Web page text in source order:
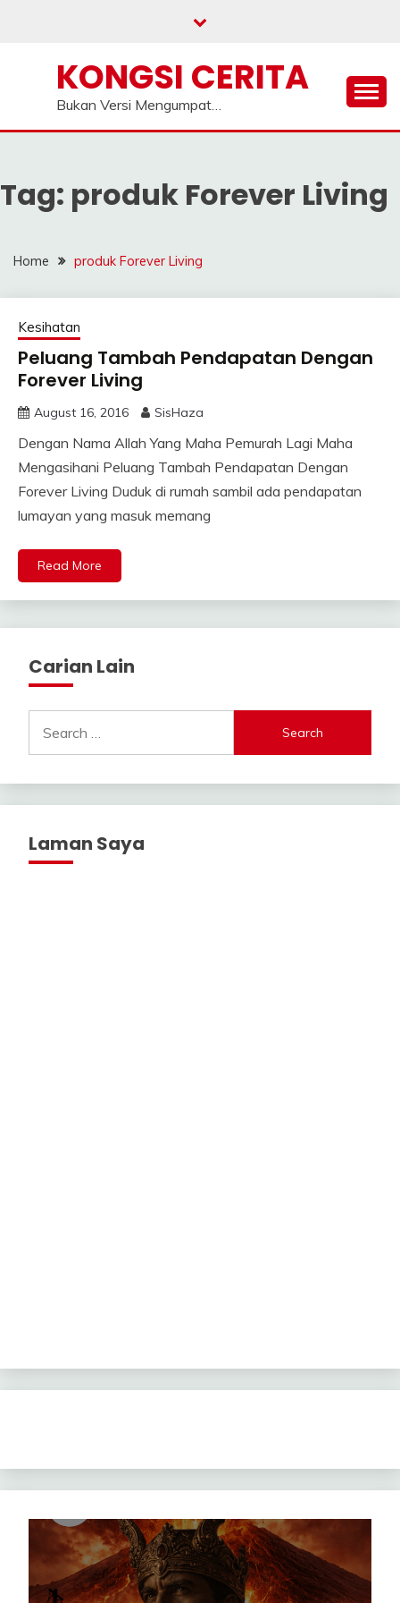
KONGSI CERITA
Bukan Versi Mengumpat…
Tag: produk Forever Living
Home produk Forever Living
Kesihatan
Peluang Tambah Pendapatan Dengan
Forever Living
August 16, 2016 SisHaza
Dengan Nama Allah Yang Maha Pemurah Lagi Maha
Mengasihani Peluang Tambah Pendapatan Dengan
Forever Living Duduk di rumah sambil ada pendapatan
lumayan yang masuk memang
Read More
Carian Lain
for:
Laman Saya